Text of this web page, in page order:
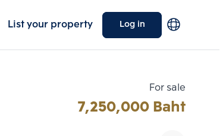
List your property Log in
For sale
7,250,000 Baht